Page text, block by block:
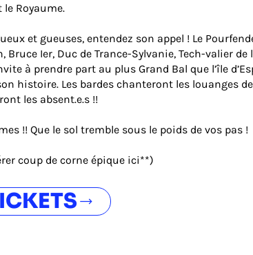
le Royaume.
et gueuses, entendez son appel ! Le
Bruce Ier, Duc de Trance-Sylvanie, Tech-valier de
à prendre part au plus Grand Bal que l’île
histoire. Les bardes chanteront les louanges
les absent.e.s !!
!! Que le sol tremble sous le poids de vos pas !
coup de corne épique ici**)